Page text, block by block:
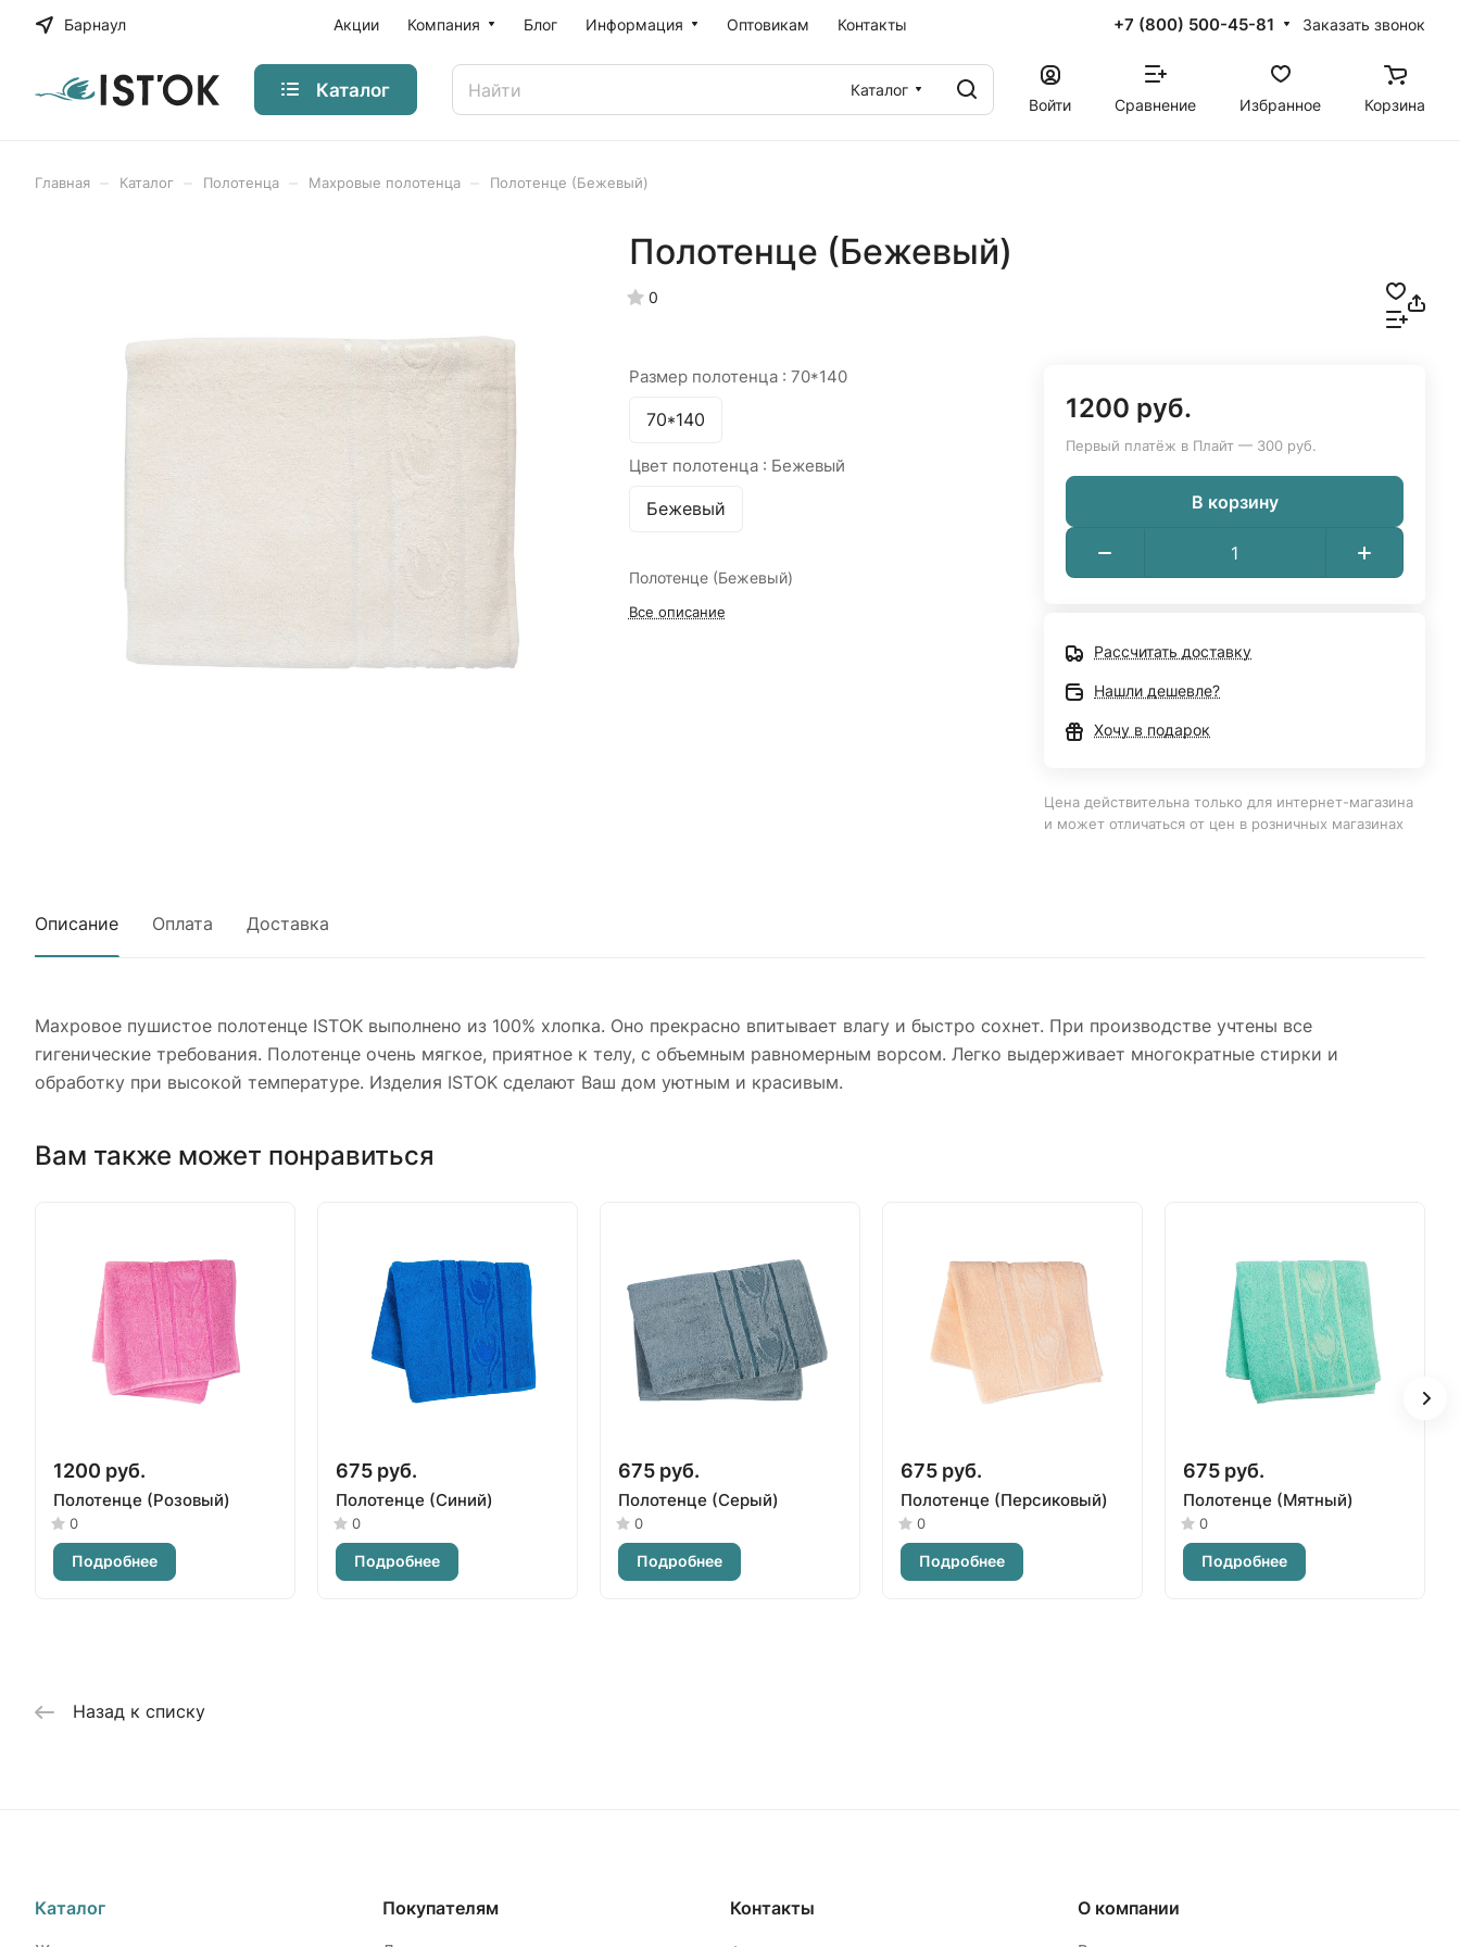
Барнаул Акции Компания Блог Информация Оптовикам Контакты +7 (800) 500-45-81 Заказать звонок
Каталог
Каталог
Войти
Сравнение Избранное Корзина
Главная Каталог Полотенца Махровые полотенца Полотенце (Бежевый)
Полотенце (Бежевый)
0
Размер полотенца : 70*140
70*140
Цвет полотенца : Бежевый
Бежевый
Полотенце (Бежевый)
Все описание
1200 руб.
Первый платёж в Плайт — 300 руб.
В корзину
Рассчитать доставку
Нашли дешевле?
Хочу в подарок
Цена действительна только для интернет-магазина
и может отличаться от цен в розничных магазинах
Описание Оплата Доставка
Махровое пушистое полотенце ISTOK выполнено из 100% хлопка. Оно прекрасно впитывает влагу и быстро сохнет. При производстве учтены все
гигенические требования. Полотенце очень мягкое, приятное к телу, с объемным равномерным ворсом. Легко выдерживает многократные стирки и
обработку при высокой температуре. Изделия ISTOK сделают Ваш дом уютным и красивым.
Вам также может понравиться
1200 руб.
Полотенце (Розовый)
0
Подробнее
675 руб.
Полотенце (Синий)
0
Подробнее
675 руб.
Полотенце (Серый)
0
Подробнее
675 руб.
Полотенце (Персиковый)
0
Подробнее
675 руб.
Полотенце (Мятный)
0
Подробнее
Назад к списку
Каталог Покупателям Контакты О компании